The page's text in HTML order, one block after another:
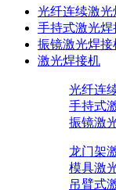
光纤连续激光
手持式激光焊
振镜激光焊接
激光焊接机
光纤连
手持式
振镜激
龙门架
模具激
吊臂式